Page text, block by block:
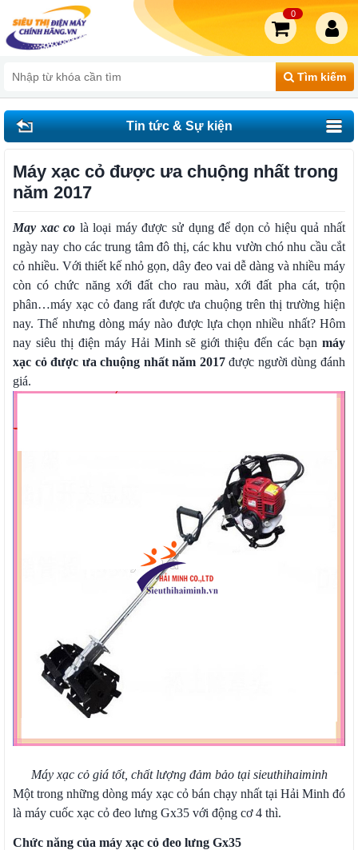
Tìm kiếm
0
Tin tức & Sự kiện
Máy xạc cỏ được ưa chuộng nhất trong
năm 2017
May xac co là loại máy được sử dụng để dọn cỏ hiệu quả nhất
ngày nay cho các trung tâm đô thị, các khu vườn chó nhu cầu cắt
cỏ nhiều. Với thiết kế nhỏ gọn, dây đeo vai dễ dàng và nhiều máy
còn có chức năng xới đất cho rau màu, xới đất pha cát, trộn
phân…máy xạc cỏ đang rất được ưa chuộng trên thị trường hiện
nay. Thế nhưng dòng máy nào được lựa chọn nhiều nhất? Hôm
nay siêu thị điện máy Hải Minh sẽ giới thiệu đến các bạn máy
xạc cỏ được ưa chuộng nhất năm 2017được người dùng đánh
giá.
Máy xạc cỏ giá tốt, chất lượng đảm bảo tại sieuthihaiminh
Một trong những dòng máy xạc cỏ bán chạy nhất tại Hải Minh đó
là máy cuốc xạc cỏ đeo lưng Gx35 với động cơ 4 thì.
Chức năng của máy xạc cỏ đeo lưng Gx35